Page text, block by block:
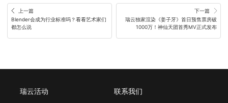
上一篇
Blender会成为行业标准吗？看看艺术家们
都怎么说
下一篇
瑞云独家渲染《姜子牙》首日预售票房破
1000万！神仙天团首秀MV正式发布
瑞云活动 联系我们